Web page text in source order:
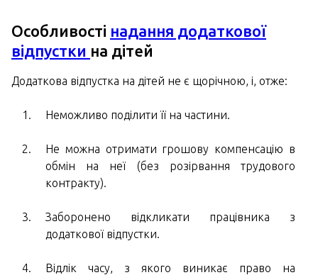
Особливості надання додаткової
відпустки на дітей
Додаткова відпустка на дітей не є щорічною, і, отже:
Неможливо поділити її на частини.
Не можна отримати грошову компенсацію в
обмін на неї (без розірвання трудового
контракту).
Заборонено відкликати працівника з
додаткової відпустки.
Відлік часу, з якого виникає право на